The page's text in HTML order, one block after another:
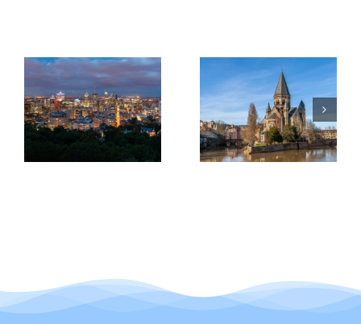
Metz (11e
symposium 2025)
Sète (10e
symposium 2024)